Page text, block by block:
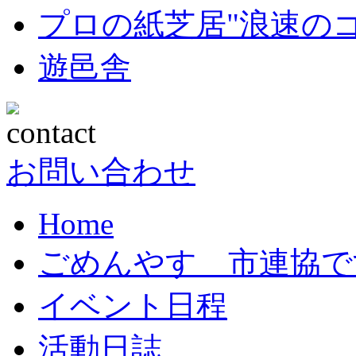
プロの紙芝居"浪速の
遊邑舎
お問い合わせ
Home
ごめんやす 市連協
イベント日程
活動日誌